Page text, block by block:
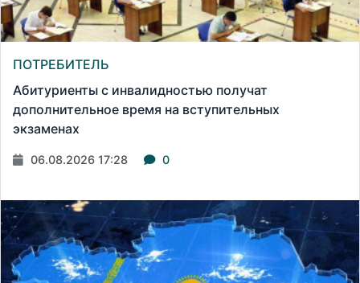
ПОТРЕБИТЕЛЬ
Абитуриенты с инвалидностью получат
дополнительное время на вступительных
экзаменах
06.08.2026 17:28 0